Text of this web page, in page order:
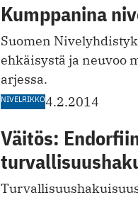
Kumppanina
Suomen
ehkäisystä ja neuvoo
arjessa.
NIVELRIKKO4.2.2014
Väitös: